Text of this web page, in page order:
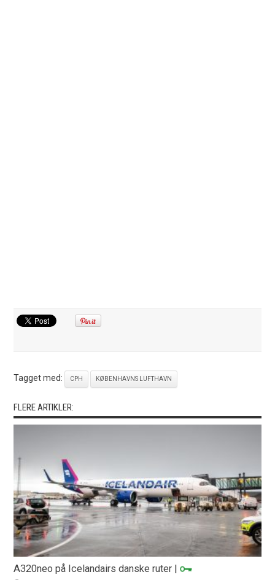
Tagget med: CPH KØBENHAVNS LUFTHAVN
FLERE ARTIKLER:
A320neo på Icelandairs danske ruter |